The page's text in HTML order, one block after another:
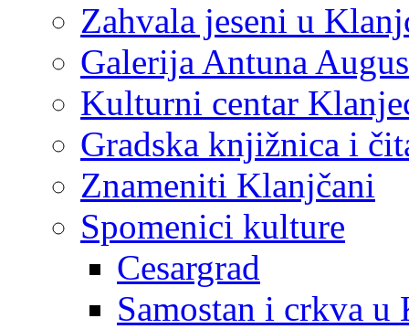
Zahvala jeseni u
Galerija Antuna
Kulturni centar
Gradska knjižnica i
Znameniti Klanjčani
Spomenici kulture
Cesargrad
Samostan i crkva u